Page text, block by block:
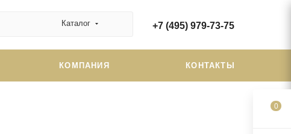
Каталог +7 (495) 979-73-75
КОМПАНИЯ КОНТАКТЫ
0